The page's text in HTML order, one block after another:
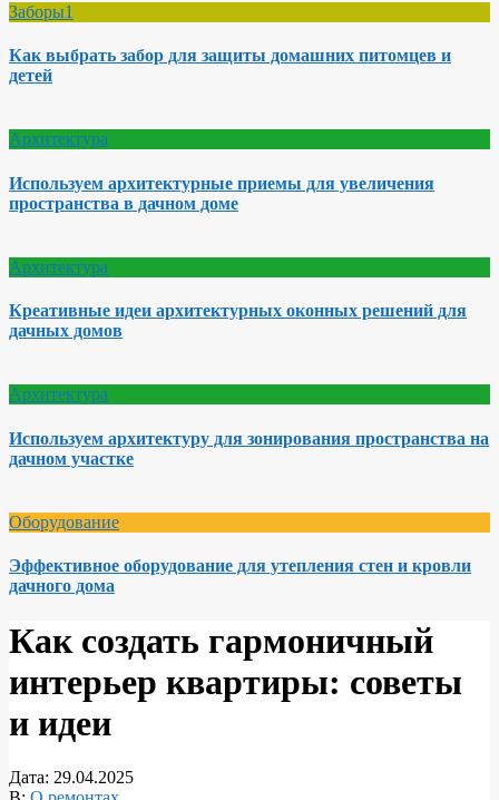
Заборы1
Как выбрать забор для защиты домашних питомцев и
детей
Архитектура
Используем архитектурные приемы для увеличения
пространства в дачном доме
Архитектура
Креативные идеи архитектурных оконных решений для
дачных домов
Архитектура
Используем архитектуру для зонирования пространства на
дачном участке
Оборудование
Эффективное оборудование для утепления стен и кровли
дачного дома
Как создать гармоничный
интерьер квартиры: советы
и идеи
Дата: 29.04.2025